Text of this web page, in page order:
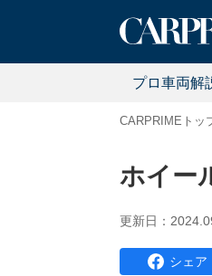
プロ車両解
CARPRIMEトッ
ホイー
更新日：
シェア